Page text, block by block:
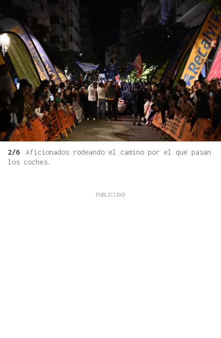
2/6
Aficionados rodeando el camino por el que pasan
los coches.